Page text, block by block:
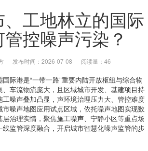
工地林立的国际
控噪声污染？
发布时间：2026-07-08 阅读量：46
港是“一带一路”重要内陆开放枢纽与综合物
车流物流庞大，且区域城市开发、基建项目持
噪声叠加凸显，声环境治理压力大、管控难度
噪声地图应用试点区域，依托噪声地图实现数
治理实情，聚焦施工噪声、宁静小区等重点场
监管深度融合，开启城市智慧化噪声监管的步